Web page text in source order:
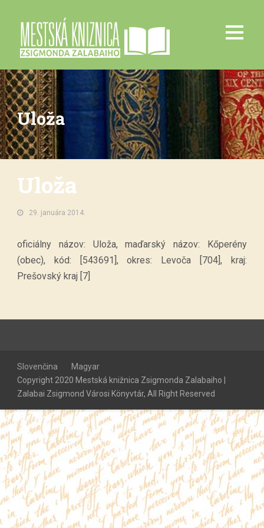
Uloža
Uloža
29. januára 2014.
oficiálny názov: Uloža, maďarský názov: Kőperény
(obec), kód: [543691], okres: Levoča [704], kraj:
Prešovský kraj [7]
Slovenčina
Magyar
Copyright 2020 Mestská knižnica Zsigmonda Zalabaiho |
Zalabai Zsigmond Városi Könyvtár, All Right Reserved